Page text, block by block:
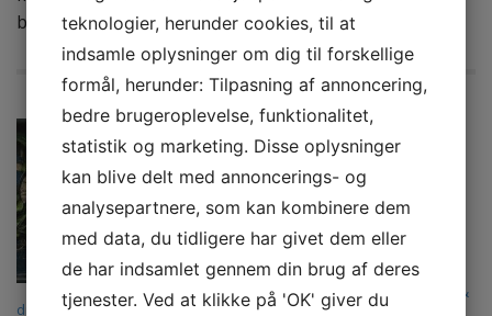
belæg for deres… Read more →
Skal du sige ja,
næste gang du
bliver budt en
kop grøn te?
byKasper onnovember 2, 2015
Mad &
drikke
,Sygdom,Velvære•0 Comments
teknologier, herunder cookies, til at
indsamle oplysninger om dig til forskellige
formål, herunder: Tilpasning af annoncering,
bedre brugeroplevelse, funktionalitet,
statistik og marketing. Disse oplysninger
kan blive delt med annoncerings- og
analysepartnere, som kan kombinere dem
med data, du tidligere har givet dem eller
de har indsamlet gennem din brug af deres
tjenester. Ved at klikke på 'OK' giver du